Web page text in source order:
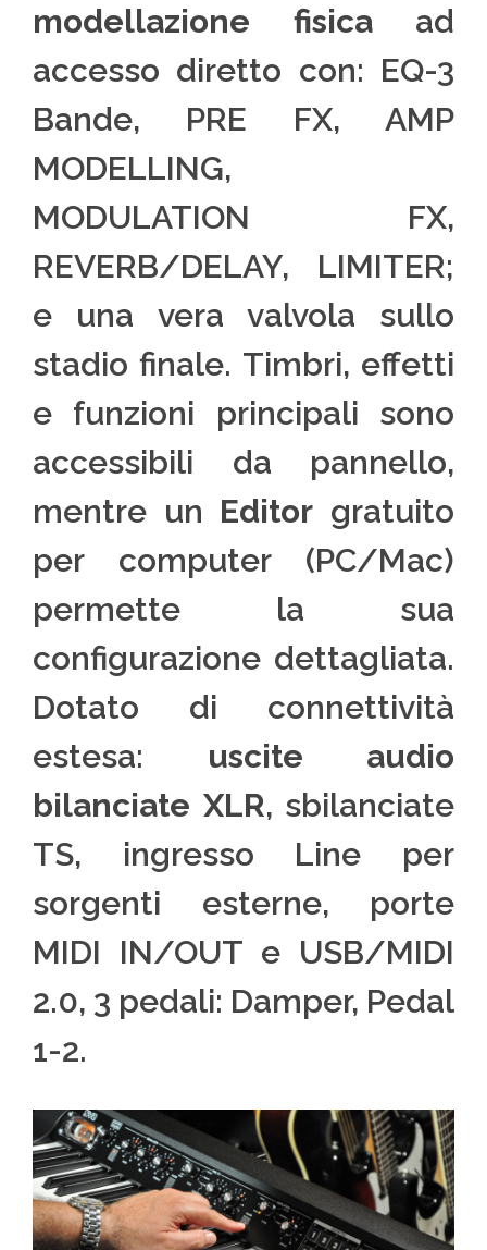
modellazione fisicaad
accesso diretto con: EQ-3
Bande, PRE FX, AMP
MODELLING,
MODULATION FX,
REVERB/DELAY, LIMITER;
e una vera valvola sullo
stadio finale. Timbri, effetti
e funzioni principali sono
accessibili da pannello,
mentre un Editor gratuito
per computer (PC/Mac)
permette la sua
configurazione dettagliata.
Dotato di connettività
estesa: uscite audio
bilanciate XLR, sbilanciate
TS, ingresso Line per
sorgenti esterne, porte
MIDI IN/OUT e USB/MIDI
2.0, 3 pedali: Damper, Pedal
1-2.